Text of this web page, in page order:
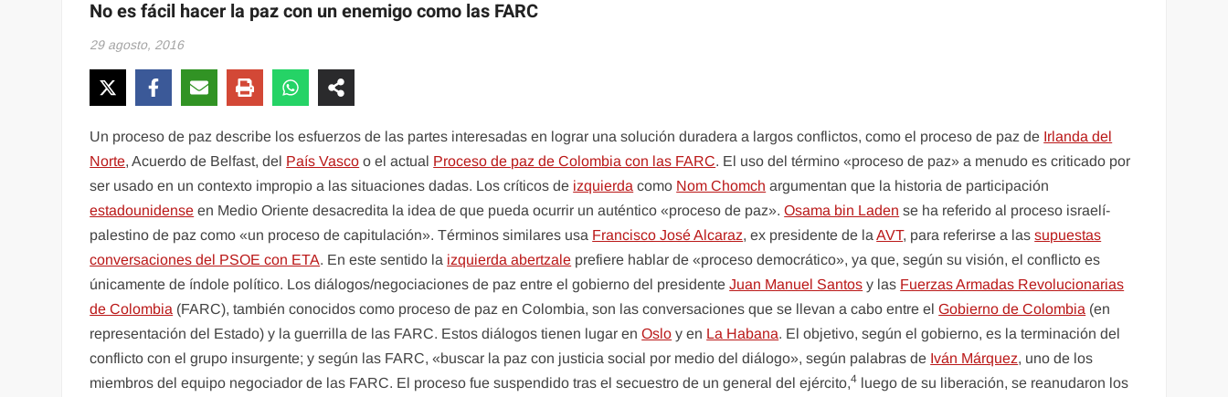
No es fácil hacer la paz con un enemigo como las FARC
29 agosto, 2016
Un proceso de paz describe los esfuerzos de las partes interesadas en lograr una solución duradera a largos conflictos, como el proceso de paz de Irlanda del
Norte, Acuerdo de Belfast, del País Vasco o el actual Proceso de paz de Colombia con las FARC. El uso del término «proceso de paz» a menudo es criticado por
ser usado en un contexto impropio a las situaciones dadas. Los críticos de izquierda como Nom Chomch argumentan que la historia de participación
estadounidense en Medio Oriente desacredita la idea de que pueda ocurrir un auténtico «proceso de paz».Osama bin Laden se ha referido al proceso israelí-
palestino de paz como «un proceso de capitulación». Términos similares usa Francisco José Alcaraz, ex presidente de laAVT, para referirse a lassupuestas
conversaciones del PSOE con ETA. En este sentido la izquierda abertzale prefiere hablar de «proceso democrático», ya que, según su visión, el conflicto es
únicamente de índole político. Los diálogos/negociaciones de paz entre el gobierno del presidenteJuan Manuel Santos y las Fuerzas Armadas Revolucionarias
de Colombia (FARC), también conocidos como proceso de paz en Colombia, son las conversaciones que se llevan a cabo entre elGobierno de Colombia (en
representación del Estado) y la guerrilla de las FARC. Estos diálogos tienen lugar enOslo y en La Habana. El objetivo, según el gobierno, es la terminación del
conflicto con el grupo insurgente; y según las FARC, «buscar la paz con justicia social por medio del diálogo», según palabras de Iván Márquez, uno de los
miembros del equipo negociador de las FARC. El proceso fue suspendido tras el secuestro de un general del ejército,4 luego de su liberación, se reanudaron los